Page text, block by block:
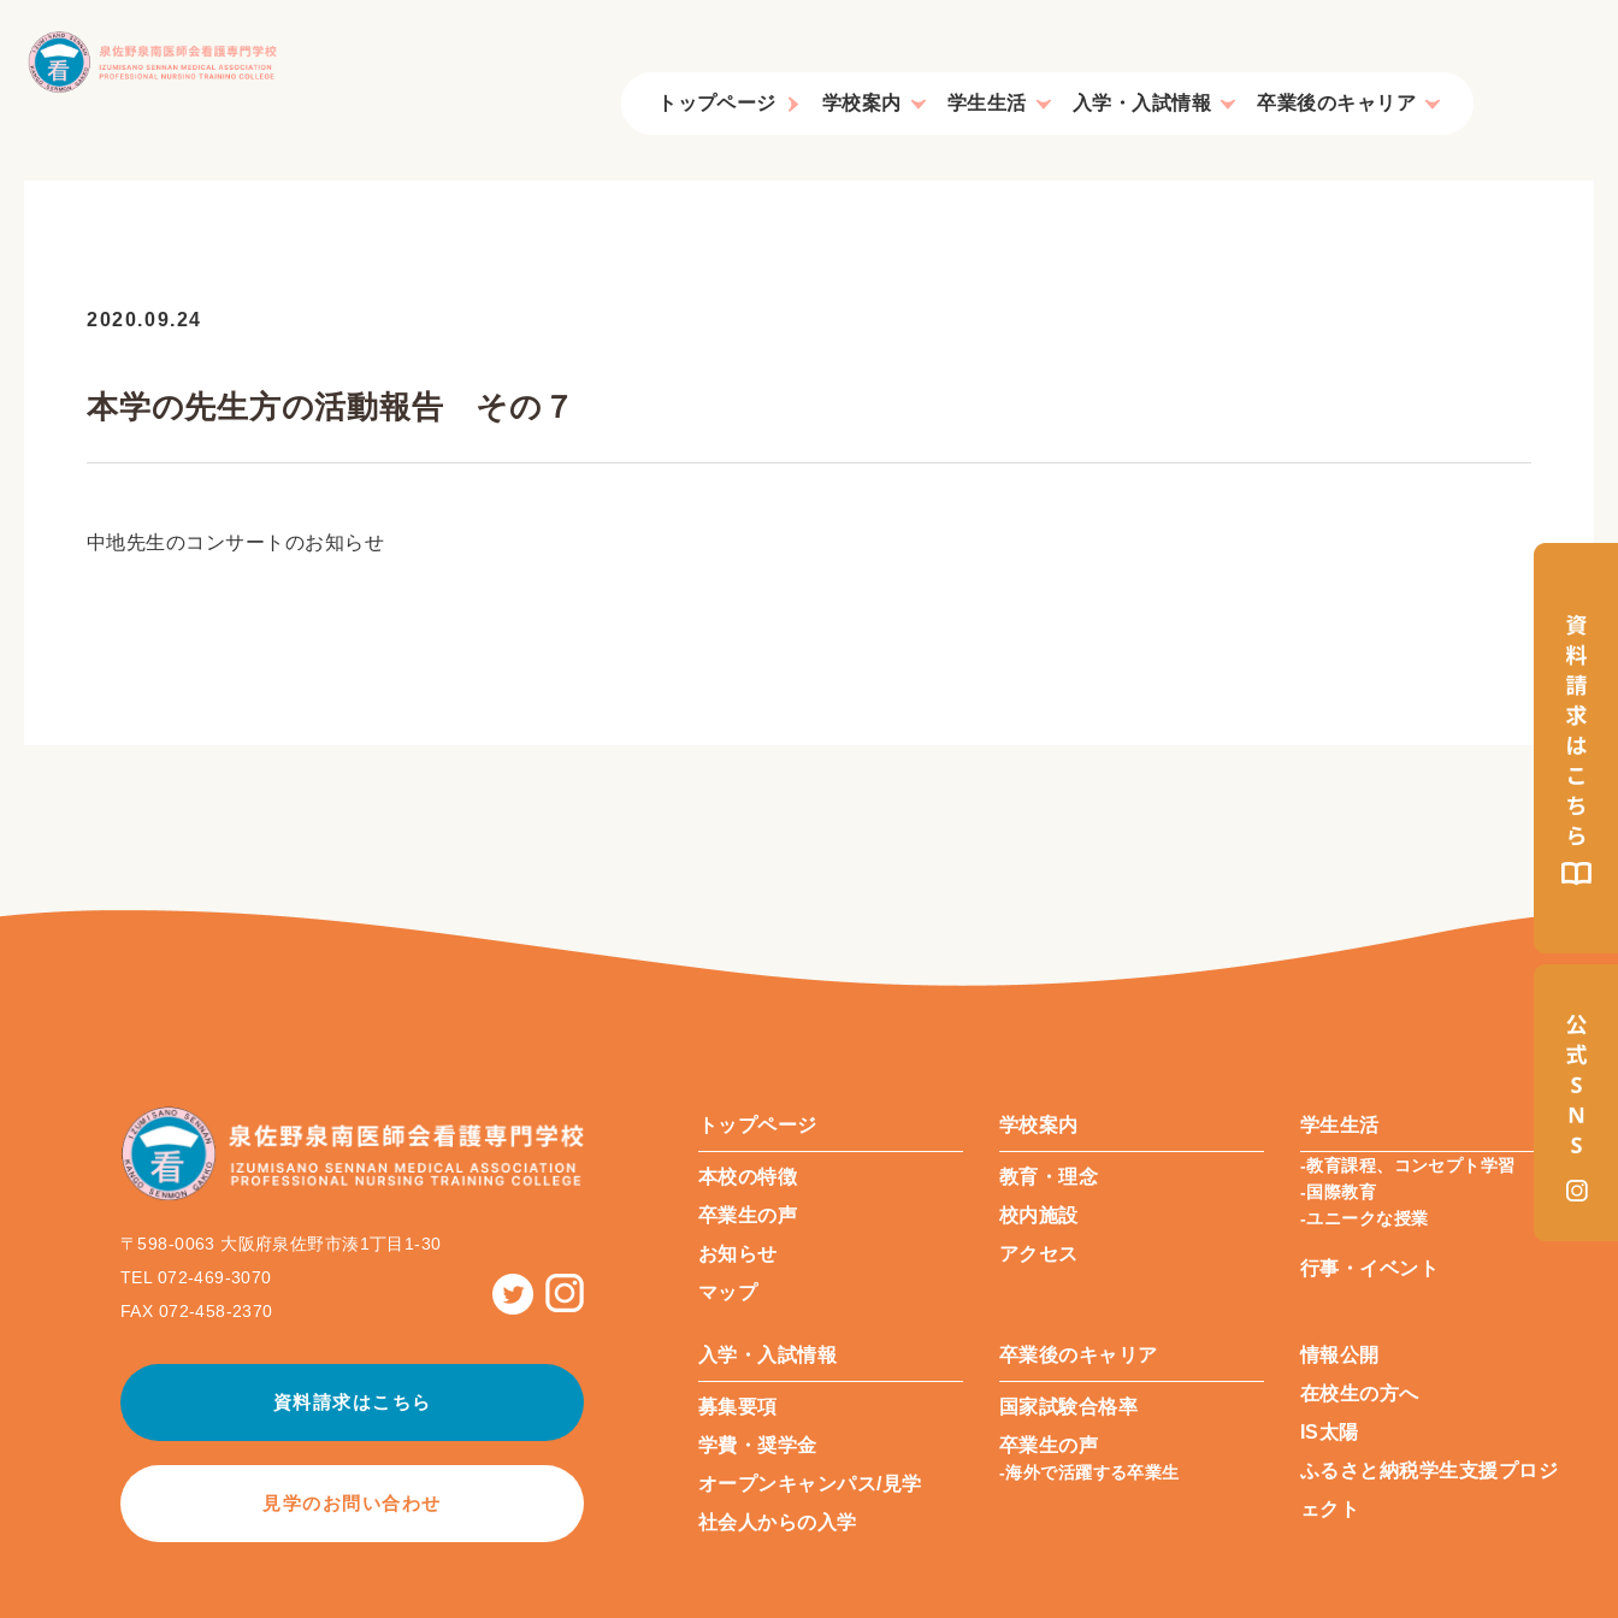
トップページ 学校案内 学生生活 入学・入試情報 卒業後のキャリア
2020.09.24
本学の先生方の活動報告 その７
中地先生のコンサートのお知らせ
〒598-0063 大阪府泉佐野市湊1丁目1-30
TEL 072-469-3070
FAX 072-458-2370
資料請求はこちら
見学のお問い合わせ
トップページ
本校の特徴
卒業生の声
お知らせ
マップ
学校案内
教育・理念
校内施設
アクセス
学生生活
-教育課程、コンセプト学習
-国際教育
-ユニークな授業
行事・イベント
入学・入試情報
募集要項
学費・奨学金
オープンキャンパス/見学
社会人からの入学
卒業後のキャリア
国家試験合格率
卒業生の声
-海外で活躍する卒業生
情報公開
在校生の方へ
IS太陽
ふるさと納税学生支援プロジ
ェクト